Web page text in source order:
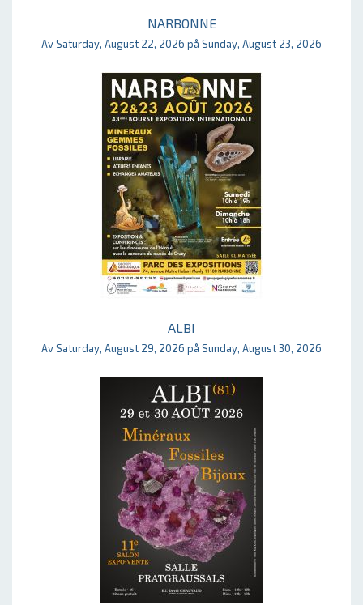
NARBONNE
Av Saturday, August 22, 2026 på Sunday, August 23, 2026
ALBI
Av Saturday, August 29, 2026 på Sunday, August 30, 2026